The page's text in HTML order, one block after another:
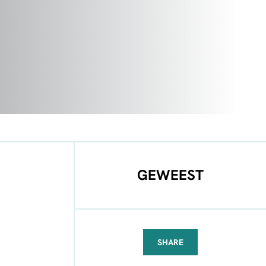
GEWEEST
SHARE